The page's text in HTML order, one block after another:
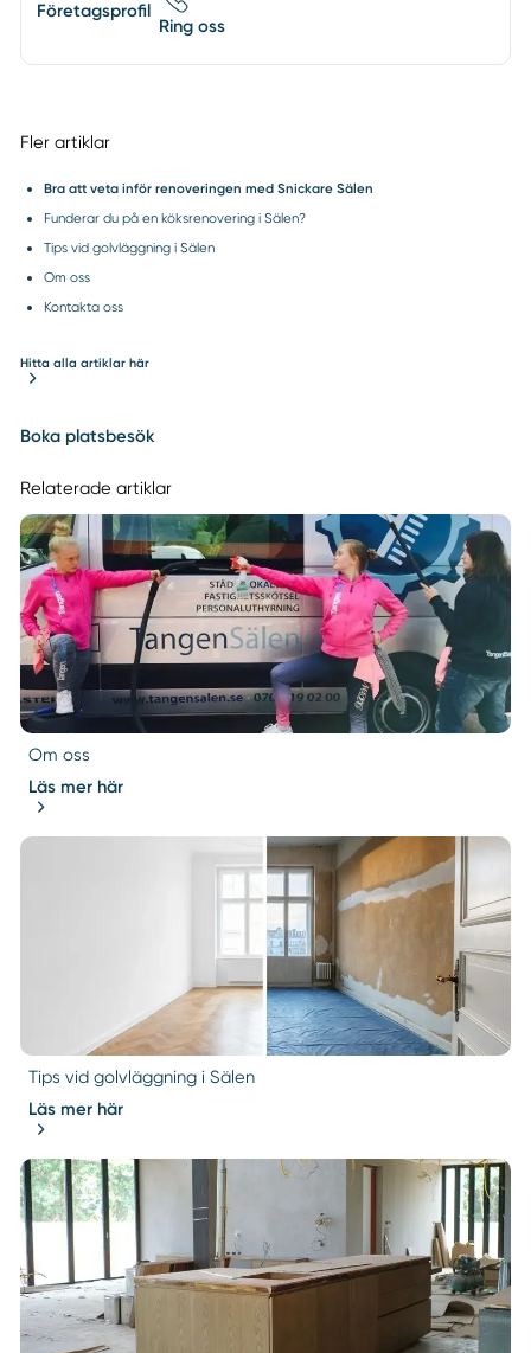
Företagsprofil
Ring oss
Fler artiklar
Bra att veta inför renoveringen med Snickare Sälen
Funderar du på en köksrenovering i Sälen?
Tips vid golvläggning i Sälen
Om oss
Kontakta oss
Hitta alla artiklar här
Boka platsbesök
Relaterade artiklar
Om oss
Läs mer här
Tips vid golvläggning i Sälen
Läs mer här